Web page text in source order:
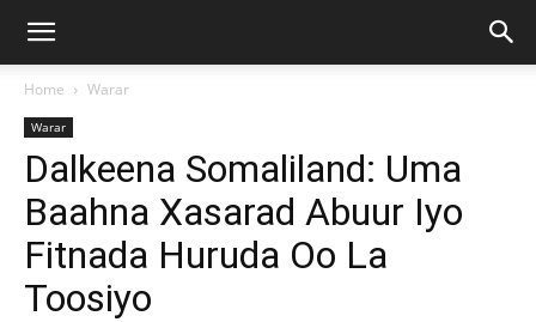
Home Warar
Warar
Dalkeena Somaliland: Uma
Baahna Xasarad Abuur Iyo
Fitnada Huruda Oo La
Toosiyo